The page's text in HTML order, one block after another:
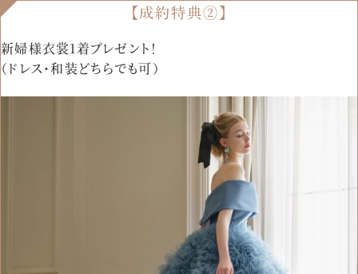
【成約特典②】
新婦様衣裳1着プレゼント！
（ドレス・和装どちらでも可）